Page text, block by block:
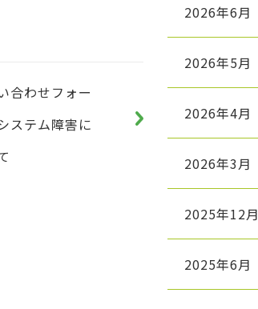
合わせフォー
ステム障害に
2026年6月
2026年5月
2026年4月
2026年3月
2025年12月
2025年6月